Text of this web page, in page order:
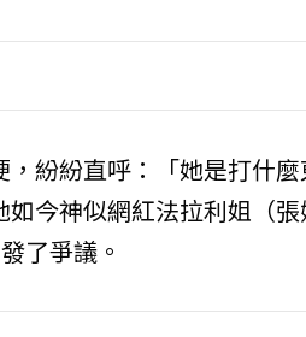
紛紛直呼：「她是打什麼
今神似網紅法拉利姐（
了爭議。